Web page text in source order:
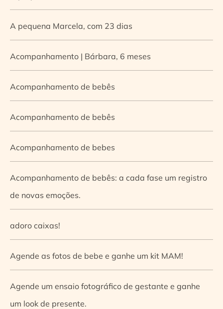
A pequena Marcela, com 23 dias
Acompanhamento | Bárbara, 6 meses
Acompanhamento de bebês
Acompanhamento de bebês
Acompanhamento de bebes
Acompanhamento de bebês: a cada fase um registro
de novas emoções.
adoro caixas!
Agende as fotos de bebe e ganhe um kit MAM!
Agende um ensaio fotográfico de gestante e ganhe
um look de presente.